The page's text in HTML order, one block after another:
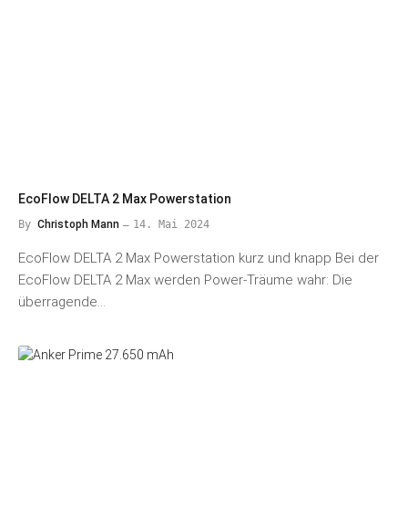
EcoFlow DELTA 2 Max Powerstation
By Christoph Mann 14. Mai 2024
EcoFlow DELTA 2 Max Powerstation kurz und knapp Bei der
EcoFlow DELTA 2 Max werden Power-Träume wahr: Die
überragende…